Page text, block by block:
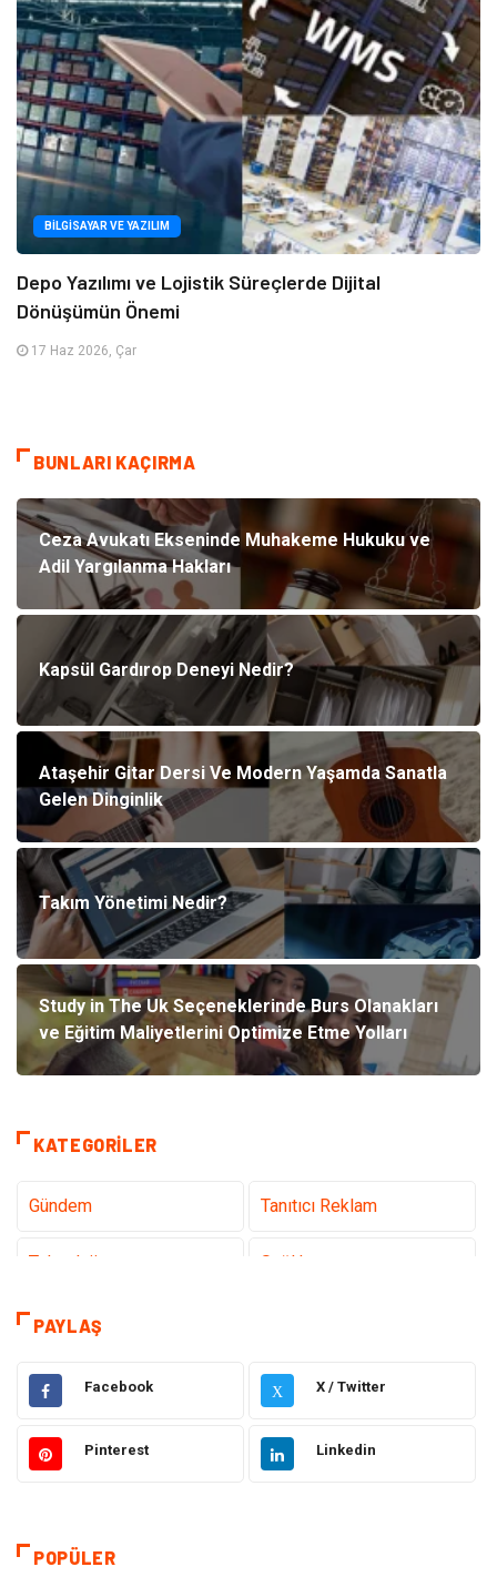
BILGISAYAR VE YAZILIM
Depo Yazılımı ve Lojistik Süreçlerde Dijital
Dönüşümün Önemi
17 Haz 2026, Çar
BUNLARI KAÇIRMA
Ceza Avukatı Ekseninde Muhakeme Hukuku ve
Adil Yargılanma Hakları
Kapsül Gardırop Deneyi Nedir?
Ataşehir Gitar Dersi Ve Modern Yaşamda Sanatla
Gelen Dinginlik
Takım Yönetimi Nedir?
Study in The Uk Seçeneklerinde Burs Olanakları
ve Eğitim Maliyetlerini Optimize Etme Yolları
KATEGORILER
Gündem Tanıtıcı Reklam
Teknoloji Sağlık
Dekorasyon
Eğitim Hukuk
Ulaşım ve Taşımacılık Yapı İnşaat
Tekstil
PAYLAŞ
Facebook X X / Twitter
Pinterest Linkedin
POPÜLER